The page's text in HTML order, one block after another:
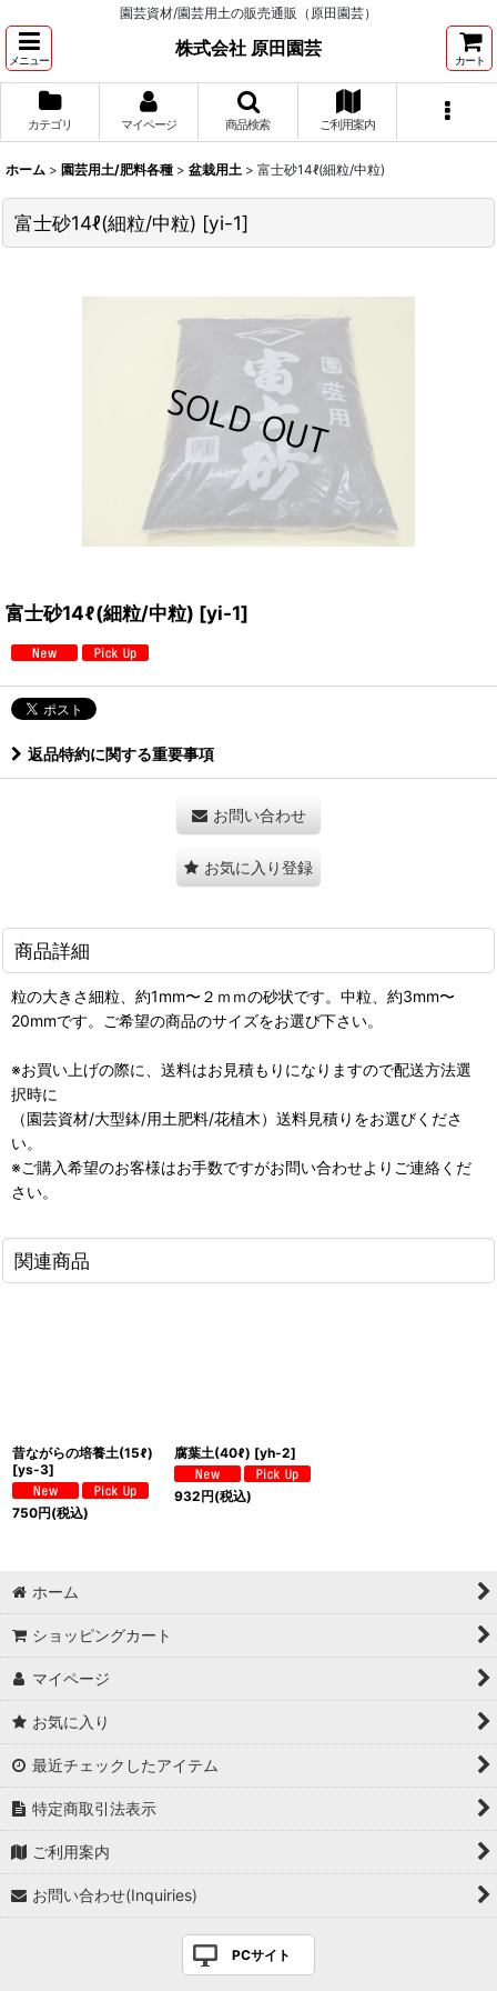
園芸資材/園芸用土の販売通販（原田園芸）
メニュー
株式会社 原田園芸
カート
カテゴリ マイページ 商品検索 ご利用案内
ホーム > 園芸用土/肥料各種 > 盆栽用土 > 富士砂14ℓ(細粒/中粒)
富士砂14ℓ(細粒/中粒) [yi-1]
富士砂14ℓ(細粒/中粒) [yi-1]
返品特約に関する重要事項
お問い合わせ
お気に入り登録
商品詳細
粒の大きさ細粒、約1mm〜２ｍｍの砂状です。中粒、約3mm〜
20mmです。ご希望の商品のサイズをお選び下さい。
※お買い上げの際に、送料はお見積もりになりますので配送方法選
択時に
（園芸資材/大型鉢/用土肥料/花植木）送料見積りをお選びくださ
い。
※ご購入希望のお客様はお手数ですがお問い合わせよりご連絡くだ
さい。
関連商品
昔ながらの培養土(15ℓ)
[ys-3]
750円(税込)
腐葉土(40ℓ) [yh-2]
932円(税込)
ホーム
ショッピングカート
マイページ
お気に入り
最近チェックしたアイテム
特定商取引法表示
ご利用案内
お問い合わせ(Inquiries)
PCサイト